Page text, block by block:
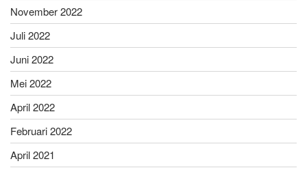
November 2022
Juli 2022
Juni 2022
Mei 2022
April 2022
Februari 2022
April 2021